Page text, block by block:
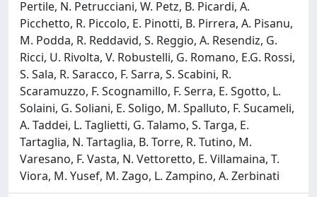
Pertile, N. Petrucciani, W. Petz, B. Picardi, A.
Picchetto, R. Piccolo, E. Pinotti, B. Pirrera, A. Pisanu,
M. Podda, R. Reddavid, S. Reggio, A. Resendiz, G.
Ricci, U. Rivolta, V. Robustelli, G. Romano, E.G. Rossi,
S. Sala, R. Saracco, F. Sarra, S. Scabini, R.
Scaramuzzo, F. Scognamillo, F. Serra, E. Sgotto, L.
Solaini, G. Soliani, E. Soligo, M. Spalluto, F. Sucameli,
A. Taddei, L. Taglietti, G. Talamo, S. Targa, E.
Tartaglia, N. Tartaglia, B. Torre, R. Tutino, M.
Varesano, F. Vasta, N. Vettoretto, E. Villamaina, T.
Viora, M. Yusef, M. Zago, L. Zampino, A. Zerbinati